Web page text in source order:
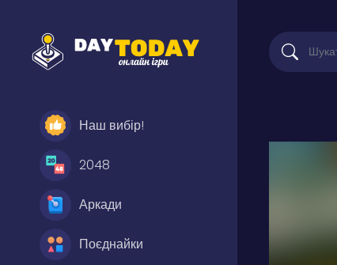
Наш вибір!
2048
Аркади
Поєднайки